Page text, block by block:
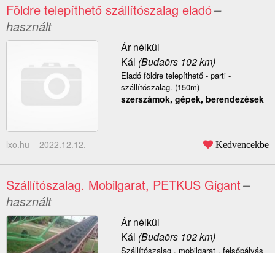
Földre telepíthető szállítószalag eladó–
használt
Ár nélkül
Kál (Budaörs 102 km)
Eladó földre telepíthető - parti -
szállítószalag. (150m)
szerszámok, gépek, berendezések
lxo.hu – 2022.12.12. Kedvencekbe
Szállítószalag. Mobilgarat, PETKUS Gigant–
használt
Ár nélkül
Kál (Budaörs 102 km)
Szállítószalag , mobilgarat , felsőpályás